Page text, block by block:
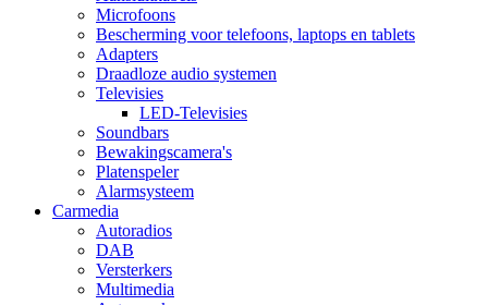
Microfoons
Bescherming voor telefoons, laptops en tablets
Adapters
Draadloze audio systemen
Televisies
LED-Televisies
Soundbars
Bewakingscamera's
Platenspeler
Alarmsysteem
Carmedia
Autoradios
DAB
Versterkers
Multimedia